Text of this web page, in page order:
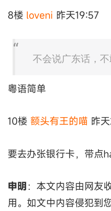
8楼 loveni 昨天19:57
不会说广东话，
粤语简单
10楼 额头有王的喵 昨
要去办张银行卡，带点
申明：本文内容由网友
用。如文中内容侵犯到